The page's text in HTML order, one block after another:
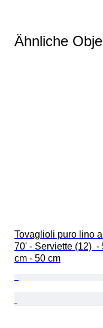
Ähnliche
Tovaglioli puro lino
70' - Serviette (12)  -
cm - 50 cm